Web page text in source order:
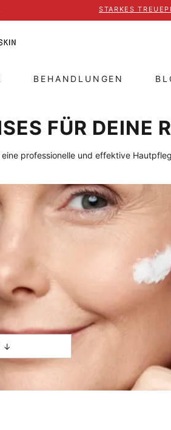
STARKES
BEHANDLUNGEN
FÜR DEINE
professionelle und effektive
↓